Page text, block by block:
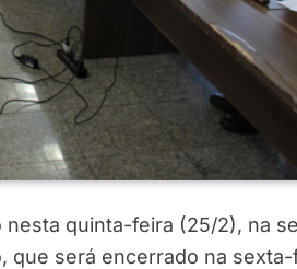
quinta-feira (25/2), na
que será encerrado na